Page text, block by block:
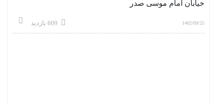
1402/09/25 609 بازدید